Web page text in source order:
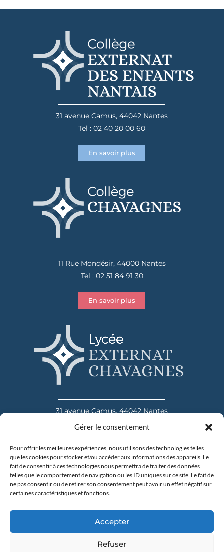
Gérer le consentement
Pour offrir les meilleures expériences, nous utilisons des technologies telles
que les cookies pour stocker et/ou accéder aux informations des appareils. Le
fait de consentir à ces technologies nous permettra de traiter des données
telles que le comportement de navigation ou les ID uniques sur ce site. Le fait de
ne pas consentir ou de retirer son consentement peut avoir un effet négatif sur
certaines caractéristiques et fonctions.
Accepter
Refuser
31 avenue Camus, 44042 Nantes
Tel : 02 40 20 00 60
En savoir plus
11 Rue Mondésir, 44000 Nantes
Tel : 02 51 84 91 30
En savoir plus
31 avenue Camus, 44042 Nantes
Tel : 02 40 20 00 60
En savoir plus
31 avenue Camus, 44042 Nantes